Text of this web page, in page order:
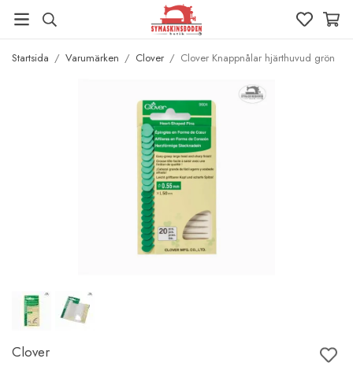
Startsida / Varumärken / Clover / Clover Knappnålar hjärthuvud grön
Clover